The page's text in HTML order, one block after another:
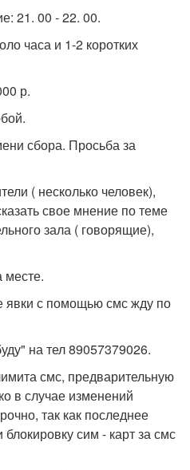
21. 00 - 22. 00.
часа и 1-2 коротких
р.
сбора. Просьба за
( несколько человек),
свое мнение по теме
зала ( говорящие),
с помощью смс жду по
на тел 89057379026.
смс, предварительную
в случае изменений
так как последнее
сим - карт за смс